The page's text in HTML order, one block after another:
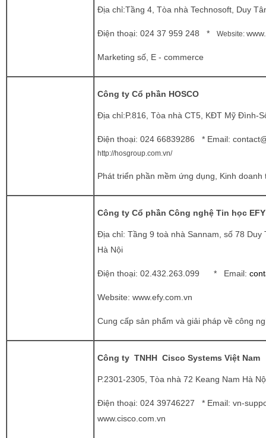
Địa chỉ:Tầng 4, Tòa nhà Technosoft, Duy
Điện thoại: 024 37 959 248 * Website:
Marketing số, E - commerce
Công ty Cổ phần HOSCO
Địa chỉ:P.816, Tòa nhà CT5, KĐT Mỹ Đình-
Điện thoại: 024 66839286 * Email:
http://hosgroup.com.vn/
Phát triển phần mềm ứng dụng, Kinh doanh
Công ty Cổ phần Công nghệ Tin học
Địa chỉ: Tầng 9 toà nhà Sannam, số 78
Hà Nội
Điện thoại: 02.432.263.099 * Email:
Website: www.efy.com.vn
Cung cấp sản phẩm và giải pháp về công
Công ty TNHH Cisco Systems Việt Nam
P.2301-2305, Tòa nhà 72 Keang Nam Hà
Điện thoại: 024 39746227 * Email: vn-
www.cisco.com.vn